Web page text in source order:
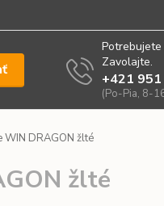
Zavolajte.
+421
(Po-Pia, 8-
WIN DRAGON žlté
žlté